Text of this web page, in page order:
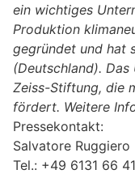
ein wichtiges
Produktion
gegründet und hat
(Deutschland).
Zeiss-Stiftung, die
fördert. Weitere
Pressekontakt:
Salvatore Ruggiero
Tel.: +49 6131 66